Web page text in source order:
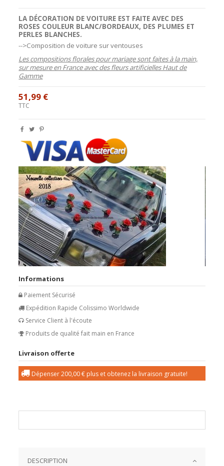
LA DÉCORATION DE VOITURE EST FAITE AVEC DES
ROSES COULEUR BLANC/BORDEAUX, DES PLUMES ET
PERLES BLANCHES.
-->Composition de voiture sur ventouses
Les compositions florales pour mariage sont faites à la main,
sur mesure en France avec des fleurs artificielles Haut de
Gamme
51,99 €
TTC
Informations
Paiement Sécurisé
Expédition Rapide Colissimo Worldwide
Service Client à l'écoute
Produits de qualité fait main en France
Livraison offerte
Dépenser200,00 € plus et obtenez la livraison gratuite!
DESCRIPTION